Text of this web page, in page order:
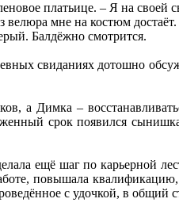
платьице. – Я на своей
велюра мне на костюм достаёт.
Балдёжно смотрится.
свиданиях дотошно
а Димка –
срок появился
ещё шаг по карьерной
повышала
с удочкой, в общий